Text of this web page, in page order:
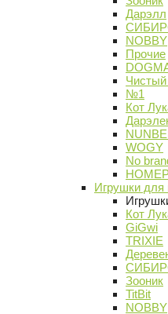
Дарэлл
NOBBY
Прочие
Чистый
№1
Кот
WOGY
No
Игрушки для
Кот
GiGwi
TRIXIE
Зооник
TitBit
NOBBY